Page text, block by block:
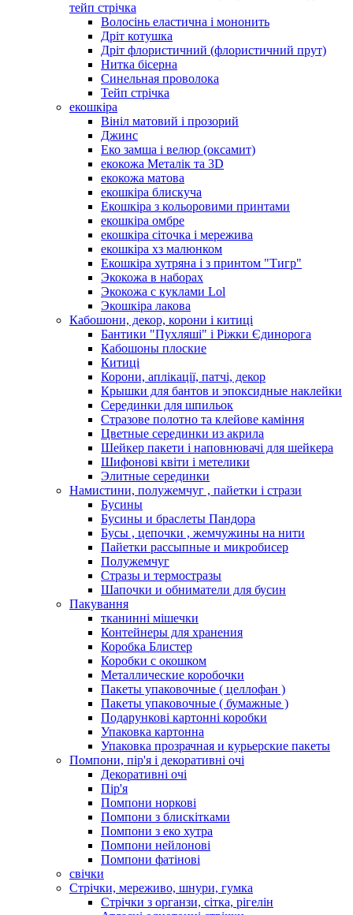
тейп стрічка
Волосінь еластична і мононить
Дріт котушка
Дріт флористичний (флористичний прут)
Нитка бісерна
Синельная проволока
Тейп стрічка
екошкіра
Вініл матовий і прозорий
Джинс
Еко замша і велюр (оксамит)
екокожа Металік та 3D
екокожа матова
екошкіра блискуча
Екошкіра з кольоровими принтами
екошкіра омбре
екошкіра сіточка і мережива
екошкіра хз малюнком
Екошкіра хутряна і з принтом "Тигр"
Экокожа в наборах
Экокожа с куклами Lol
Экошкiра лакова
Кабошони, декор, корони і китиці
Бантики "Пухляші" і Ріжки Єдинорога
Кабошоны плоские
Китиці
Корони, аплікації, патчі, декор
Крышки для бантов и эпоксидные наклейки
Серединки для шпильок
Стразове полотно та клейове каміння
Цветные серединки из акрила
Шейкер пакети і наповнювачі для шейкера
Шифонові квіти і метелики
Элитные серединки
Намистини, полужемчуг , пайетки і стрази
Бусины
Бусины и браслеты Пандора
Бусы , цепочки , жемчужины на нити
Пайетки рассыпные и микробисер
Полужемчуг
Стразы и термостразы
Шапочки и обниматели для бусин
Пакування
тканинні мішечки
Контейнеры для хранения
Коробка Блистер
Коробки с окошком
Металлические коробочки
Пакеты упаковочные ( целлофан )
Пакеты упаковочные ( бумажные )
Подарункові картонні коробки
Упаковка картонна
Упаковка прозрачная и курьерские пакеты
Помпони, пір'я і декоративні очі
Декоративні очі
Пір'я
Помпони норкові
Помпони з блискітками
Помпони з еко хутра
Помпони нейлонові
Помпони фатінові
свічки
Стрічки, мереживо, шнури, гумка
Стрічки з органзи, сітка, рігелін